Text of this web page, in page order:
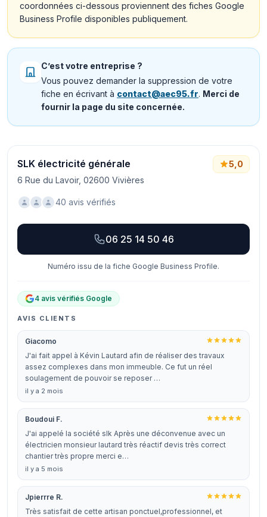
coordonnées ci-dessous proviennent des fiches Google
Business Profile disponibles publiquement.
C’est votre entreprise ?
Vous pouvez demander la suppression de votre
fiche en écrivant à contact@aec95.fr. Merci de
fournir la page du site concernée.
SLK électricité générale
6 Rue du Lavoir, 02600 Vivières
5,0
40 avis vérifiés
06 25 14 50 46
Numéro issu de la fiche Google Business Profile.
4 avis vérifiés Google
AVIS CLIENTS
Giacomo
J'ai fait appel à Kévin Lautard afin de réaliser des travaux
assez complexes dans mon immeuble. Ce fut un réel
soulagement de pouvoir se reposer …
il y a 2 mois
Boudoui F.
J'ai appelé la société slk Après une déconvenue avec un
électricien monsieur lautard très réactif devis très correct
chantier très propre merci e…
il y a 5 mois
Jpierrre R.
Très satisfait de cette artisan ponctuel,professionnel, et